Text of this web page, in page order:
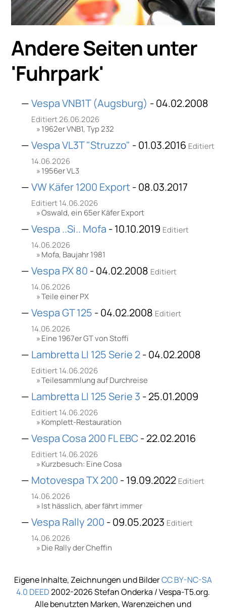
Andere Seiten unter
'Fuhrpark'
Vespa VNB1T (Augsburg) - 04.02.2008
Editiert 26.06.2026
1962er VNB1, Typ 232
Vespa VL3T "Struzzo" - 01.03.2016 Editiert
14.06.2026
1956er VL3
VW Käfer 1200 Export- 08.03.2017
Editiert 14.06.2026
Oswald, ein 65er Käfer Export
Vespa ..Si.. Mofa - 10.10.2019 Editiert
14.06.2026
Mofa, Baujahr 1981
Vespa PX 80 - 04.02.2008 Editiert
14.06.2026
Teile einer PX
Vespa GT 125 - 04.02.2008 Editiert
14.06.2026
Eine 1967er GT von Stoffi
Lambretta LI 125 Serie 2- 04.02.2008
Editiert 14.06.2026
Teilesammlung auf Durchreise
Lambretta LI 125 Serie 3 - 25.01.2009
Editiert 14.06.2026
Komplett-Restauration
Vespa Cosa 200 FL EBC- 22.02.2016
Editiert 14.06.2026
Kurzbesuch: Eine Cosa
Motovespa TX 200 - 19.09.2022 Editiert
14.06.2026
Ist hässlich, aber fährt immer
Vespa Rally 200 - 09.05.2023 Editiert
14.06.2026
Die Rally der Cheffin
Eigene Inhalte, Zeichnungen und BilderCC BY-NC-SA
4.0 DEED2002-2026 Stefan Onderka / Vespa-T5.org.
Alle benutzten Marken, Warenzeichen und